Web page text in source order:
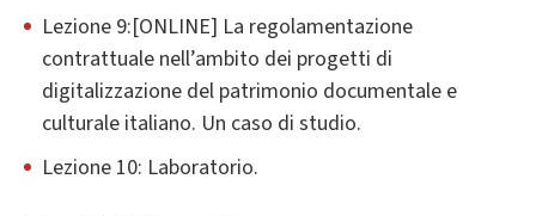
Lezione 9:[ONLINE] La regolamentazione
contrattuale nell’ambito dei progetti di
digitalizzazione del patrimonio documentale e
culturale italiano. Un caso di studio.
Lezione 10: Laboratorio.